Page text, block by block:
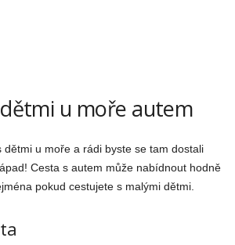
u moře autem
dětmi u moře a rádi byste se tam dostali
Cesta s autem může nabídnout hodně
pokud cestujete s malými dětmi.